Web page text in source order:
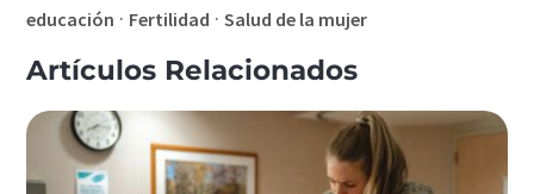
educación · Fertilidad ·Salud de la mujer
Artículos Relacionados